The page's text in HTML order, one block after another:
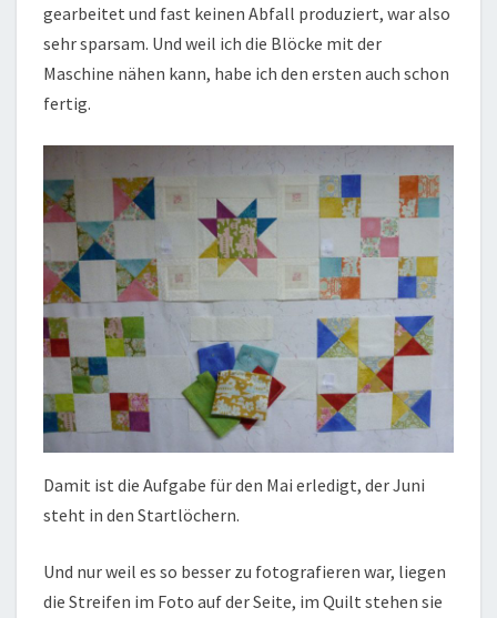
gearbeitet und fast keinen Abfall produziert, war also
sehr sparsam. Und weil ich die Blöcke mit der
Maschine nähen kann, habe ich den ersten auch schon
fertig.
Damit ist die Aufgabe für den Mai erledigt, der Juni
steht in den Startlöchern.
Und nur weil es so besser zu fotografieren war, liegen
die Streifen im Foto auf der Seite, im Quilt stehen sie